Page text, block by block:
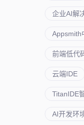
企业AI解
Appsmith
前端低代
云端IDE
TitanIDE
AI开发环